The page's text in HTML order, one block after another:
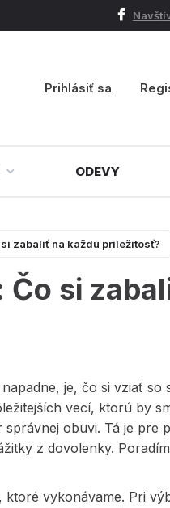
Prihlásiť sa
ODEVY
zabaliť na každú príležitosť?
si
je, čo si vziať so
vecí, ktorú by
obuvi. Tá je pre
z dovolenky.
ktoré vykonávame. Pri